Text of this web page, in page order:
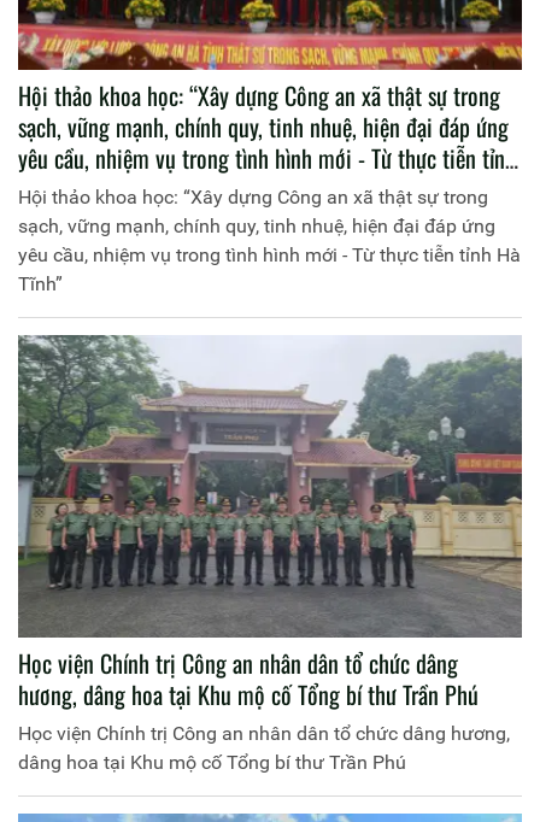
Hội thảo khoa học: “Xây dựng Công an xã thật sự trong
sạch, vững mạnh, chính quy, tinh nhuệ, hiện đại đáp ứng
yêu cầu, nhiệm vụ trong tình hình mới - Từ thực tiễn tỉnh
Hà Tĩnh”
Hội thảo khoa học: “Xây dựng Công an xã thật sự trong
sạch, vững mạnh, chính quy, tinh nhuệ, hiện đại đáp ứng
yêu cầu, nhiệm vụ trong tình hình mới - Từ thực tiễn tỉnh Hà
Tĩnh”
Học viện Chính trị Công an nhân dân tổ chức dâng
hương, dâng hoa tại Khu mộ cố Tổng bí thư Trần Phú
Học viện Chính trị Công an nhân dân tổ chức dâng hương,
dâng hoa tại Khu mộ cố Tổng bí thư Trần Phú